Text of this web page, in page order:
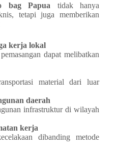
bag Papua tidak hanya
tetapi juga memberikan
kerja lokal
dapat melibatkan
material dari luar
daerah
infrastruktur di wilayah
kerja
dibanding metode